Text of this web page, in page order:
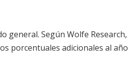
general. Según Wolfe Research,
porcentuales adicionales al año